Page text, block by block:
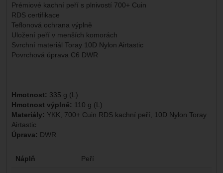
Prémiové kachní peří s plnivostí 700+ Cuin
RDS certifikace
Teflonová ochrana výplně
Uložení peří v menších komorách
Svrchní materiál Toray 10D Nylon Airtastic
Povrchová úprava C6 DWR
Hmotnost: 335 g (L)
Hmotnost výplně: 110 g (L)
Materiály: YKK, 700+ Cuin RDS kachní peří, 10D Nylon Toray
Airtastic
Úprava: DWR
Parametry
Náplň Peří